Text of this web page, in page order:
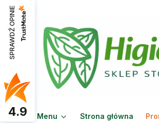
Menu Strona główna
SPRAWDŹ OPINIE
4.9